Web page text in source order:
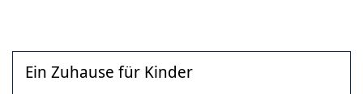
Ein Zuhause für Kinder